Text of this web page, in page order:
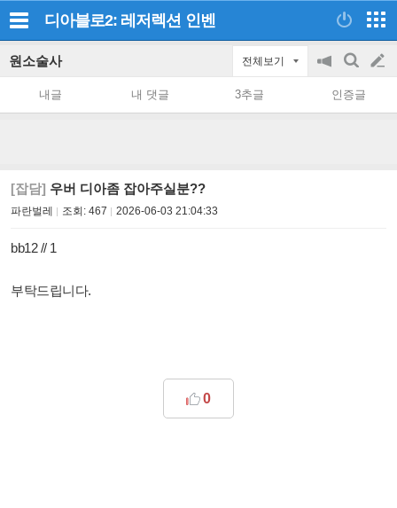
디아블로2: 레저렉션 인벤
원소술사 전체보기
공
on/off
검
색
글
쓰
내글 내 댓글 3추글 인증글
[잡담] 우버 디아좀 잡아주실분??
파란벌레 조회: 467 2026-06-03 21:04:33
bb12 // 1
부탁드립니다.
0